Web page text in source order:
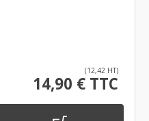
(12,42 HT)
14,90 € TTC